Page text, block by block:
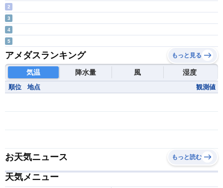
2
3
4
5
アメダスランキング もっと見る
気温 降水量 風 湿度
順位 地点 観測値
お天気ニュース もっと読む
天気メニュー